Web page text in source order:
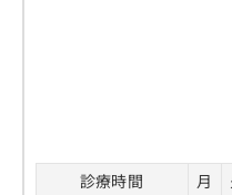
診療時間 月